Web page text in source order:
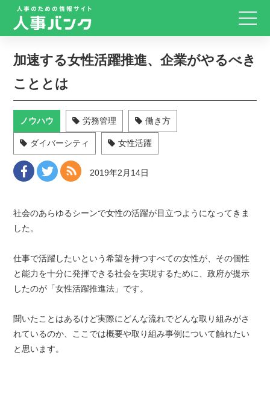
加速する女性活躍推進、企業がやるべき
こととは
ノウハウ 労務管理 働き方
ダイバーシティ 女性活躍
2019年2月14日
社会のあらゆるシーンで女性の活躍が目立つようになってきま
した。
仕事で活躍したいという希望を持つすべての女性が、その個性
と能力を十分に発揮できる社会を実現するために、政府が提示
したのが「女性活躍推進法」です。
聞いたことはあるけど実際にどんな流れでどんな取り組みがさ
れているのか、ここでは概要や取り組み事例について触れたい
と思います。